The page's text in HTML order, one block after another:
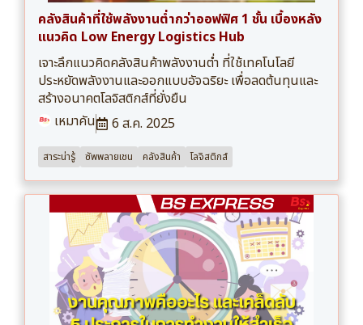
คลังสินค้าที่ใช้พลังงานต่ำกว่าออฟฟิศ 1 ชั้น เบื้องหลัง
แนวคิด Low Energy Logistics Hub
เจาะลึกแนวคิดคลังสินค้าพลังงานต่ำ ที่ใช้เทคโนโลยี
ประหยัดพลังงานและออกแบบอัจฉริยะ เพื่อลดต้นทุนและ
สร้างอนาคตโลจิสติกส์ที่ยั่งยืน
เหมาคัน
6 ส.ค. 2025
สาระน่ารู้ ซัพพลายเชน คลังสินค้า โลจิสติกส์